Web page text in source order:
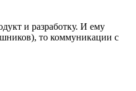
и разработку. И ему
то коммуникации с